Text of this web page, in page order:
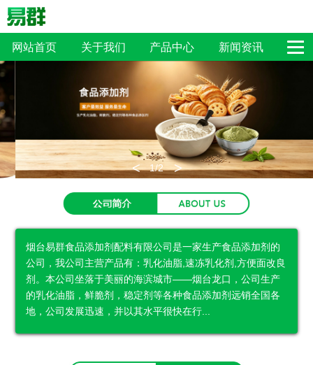
网站首页 关于我们 产品中心 新闻资讯
1/2
< >
烟台易群食品添加剂配料有限公司是一家生产食品添加剂的
公司，我公司主营产品有：乳化油脂,速冻乳化剂,方便面改良
剂。本公司坐落于美丽的海滨城市——烟台龙口，公司生产
的乳化油脂，鲜脆剂，稳定剂等各种食品添加剂远销全国各
地，公司发展迅速，并以其水平很快在行...